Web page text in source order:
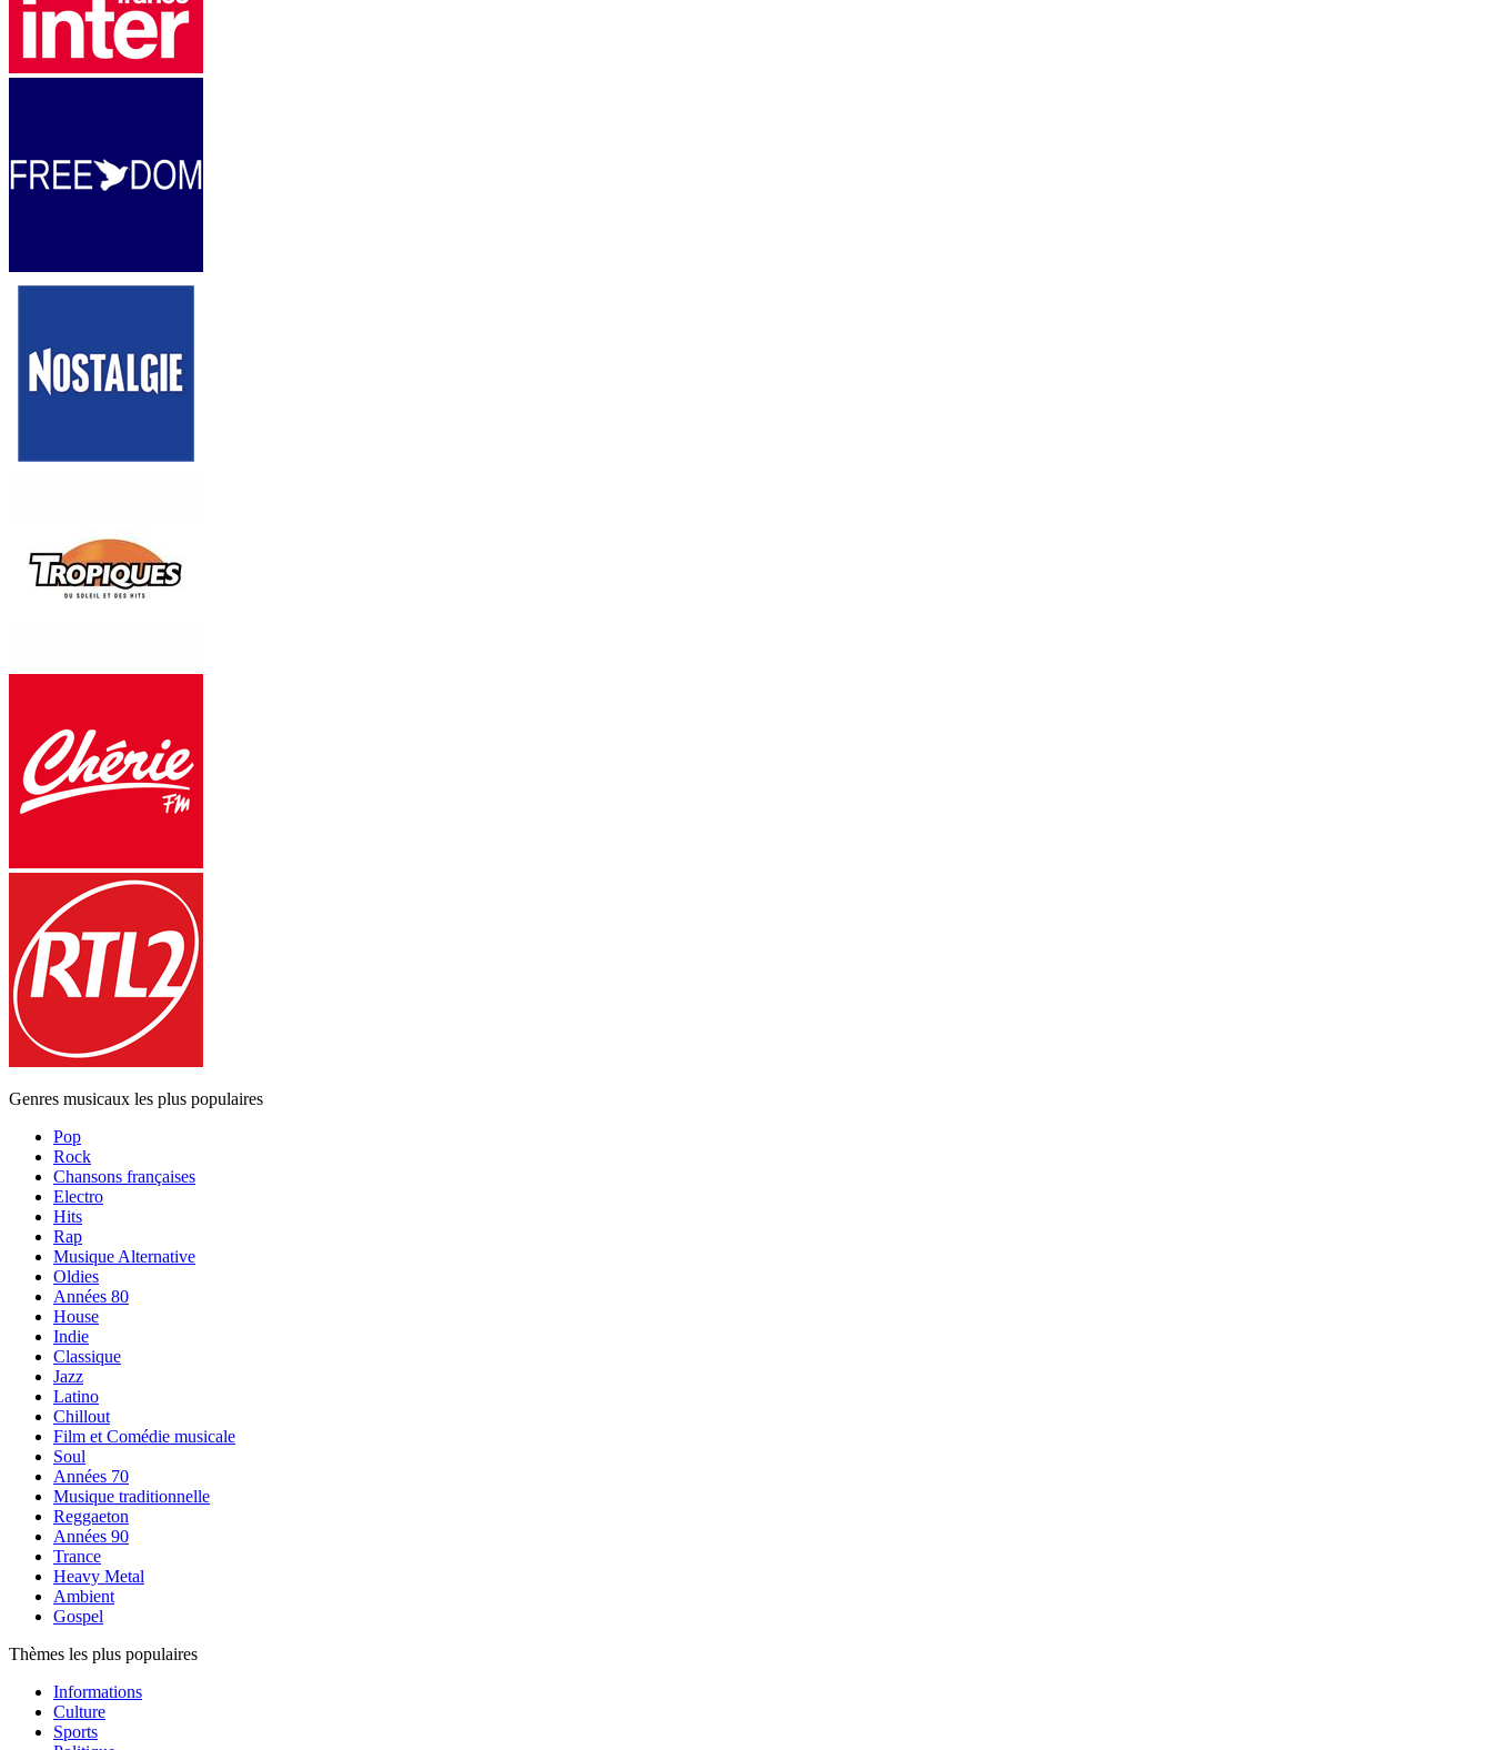
Genres musicaux les plus populaires
Pop
Rock
Chansons françaises
Electro
Hits
Rap
Musique Alternative
Oldies
Années 80
House
Indie
Classique
Jazz
Latino
Chillout
Film et Comédie musicale
Soul
Années 70
Musique traditionnelle
Reggaeton
Années 90
Trance
Heavy Metal
Ambient
Gospel
Thèmes les plus populaires
Informations
Culture
Sports